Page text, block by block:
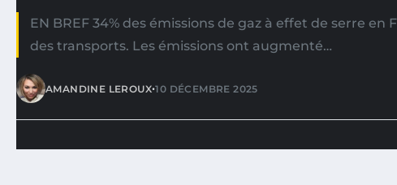
EN BREF 34% des émissions de gaz à effet de serre en
des transports. Les émissions ont augmenté…
AMANDINE LEROUX•10 DÉCEMBRE 2025